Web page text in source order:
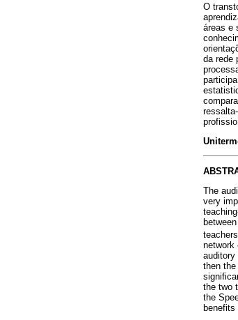
O
áreas e
da rede
The
very
network
auditory
then
the two
the